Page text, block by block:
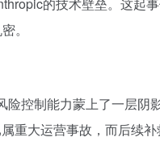
。
控制能力蒙上了一层阴
重大运营事故，而后续